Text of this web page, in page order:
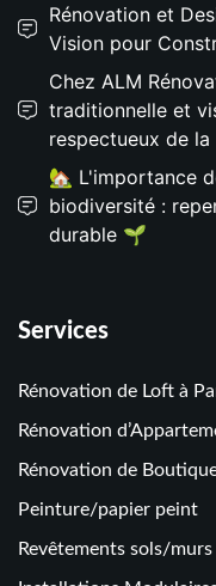
Rénovation et
Vision pour
Chez ALM
traditionnelle et
respectueux de
🏡 L'importance
biodiversité :
durable 🌱
Services
Rénovation de Loft à
Rénovation
Rénovation de
Peinture/papier peint
Revêtements sols/murs